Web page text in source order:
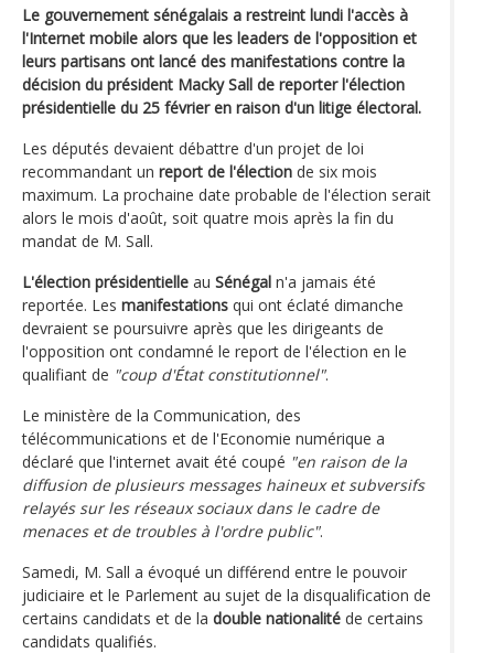
Le gouvernement sénégalais a restreint lundi l'accès à
l'Internet mobile alors que les leaders de l'opposition et
leurs partisans ont lancé des manifestations contre la
décision du président Macky Sall de reporter l'élection
présidentielle du 25 février en raison d'un litige électoral.
Les députés devaient débattre d'un projet de loi
recommandant un report de l'élection de six mois
maximum. La prochaine date probable de l'élection serait
alors le mois d'août, soit quatre mois après la fin du
mandat de M. Sall.
L'élection présidentielle au Sénégal n'a jamais été
reportée. Les manifestations qui ont éclaté dimanche
devraient se poursuivre après que les dirigeants de
l'opposition ont condamné le report de l'élection en le
qualifiant de "coup d'État constitutionnel".
Le ministère de la Communication, des
télécommunications et de l'Economie numérique a
déclaré que l'internet avait été coupé "en raison de la
diffusion de plusieurs messages haineux et subversifs
relayés sur les réseaux sociaux dans le cadre de
menaces et de troubles à l'ordre public".
Samedi, M. Sall a évoqué un différend entre le pouvoir
judiciaire et le Parlement au sujet de la disqualification de
certains candidats et de la double nationalité de certains
candidats qualifiés.